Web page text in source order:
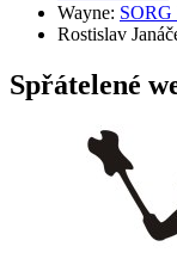
Wayne:
Rostislav
Spřátelené